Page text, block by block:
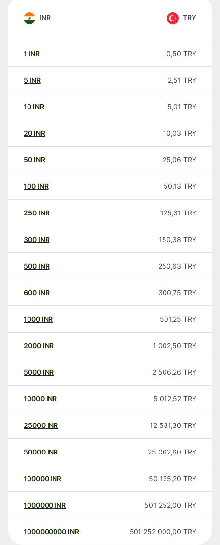
INR TRY
1 INR 0,50 TRY
5 INR 2,51 TRY
10 INR 5,01 TRY
20 INR 10,03 TRY
50 INR 25,06 TRY
100 INR 50,13 TRY
250 INR 125,31 TRY
300 INR 150,38 TRY
500 INR 250,63 TRY
600 INR 300,75 TRY
1000 INR 501,25 TRY
2000 INR 1 002,50 TRY
5000 INR 2 506,26 TRY
10000 INR 5 012,52 TRY
25000 INR 12 531,30 TRY
50000 INR 25 062,60 TRY
100000 INR 50 125,20 TRY
1000000 INR 501 252,00 TRY
1000000000 INR 501 252 000,00 TRY